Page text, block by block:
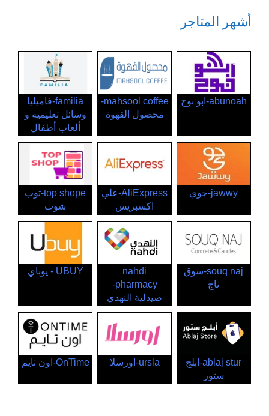
أشهر المتاجر
abunoah-ابو نوح
mahsool coffee-
محصول القهوة
familia-فاميليا
وسائل تعليمية و
ألعاب أطفال
jawwy-جوي
AliExpress-علي
اكسبريس
top shope-توب
شوب
souq naj-سوق
ناج
nahdi
pharmacy-
صيدلية النهدي
UBUY - يوباي
ablaj stur-ابلج
ستور
ursla-اورسلا OnTime-اون تايم